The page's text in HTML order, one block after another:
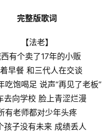
完整版歌词
【法老】
有个卖了17年的小贩
早餐 和三代人在交谈
吃饱喝足 说声“再见了老板”
去向学校 脸上青涩烂漫
有老师都对少年头疼
孩子没有未来 成绩丢人